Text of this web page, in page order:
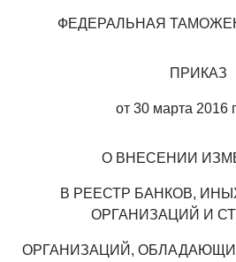
ФЕДЕРАЛЬНАЯ
ПРИКАЗ
от 30 марта 2016
О ВНЕСЕНИИ
В РЕЕСТР БАНКОВ,
ОРГАНИЗАЦИЙ И
ОРГАНИЗАЦИЙ,